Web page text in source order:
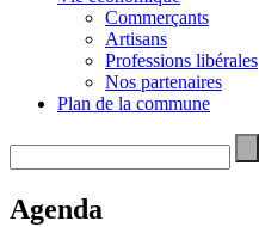
Commerçants
Artisans
Professions libérales
Nos partenaires
Plan de la commune
Agenda